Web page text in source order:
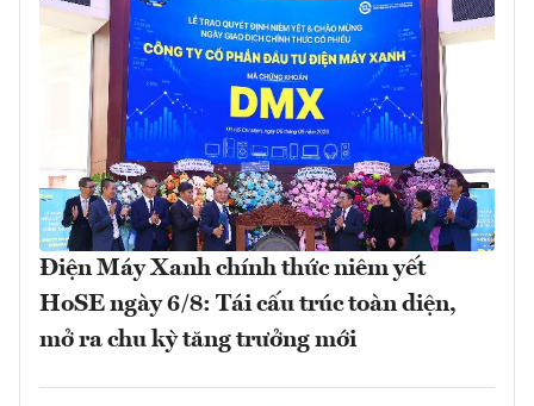
Điện Máy Xanh chính thức niêm yết
HoSE ngày 6/8: Tái cấu trúc toàn diện,
mở ra chu kỳ tăng trưởng mới